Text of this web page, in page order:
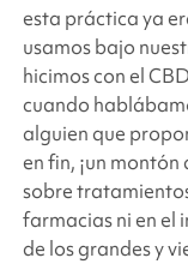
esta práctica ya
usamos bajo
hicimos con el
cuando
alguien que
en fin, ¡un
sobre
farmacias ni en el
de los grandes y